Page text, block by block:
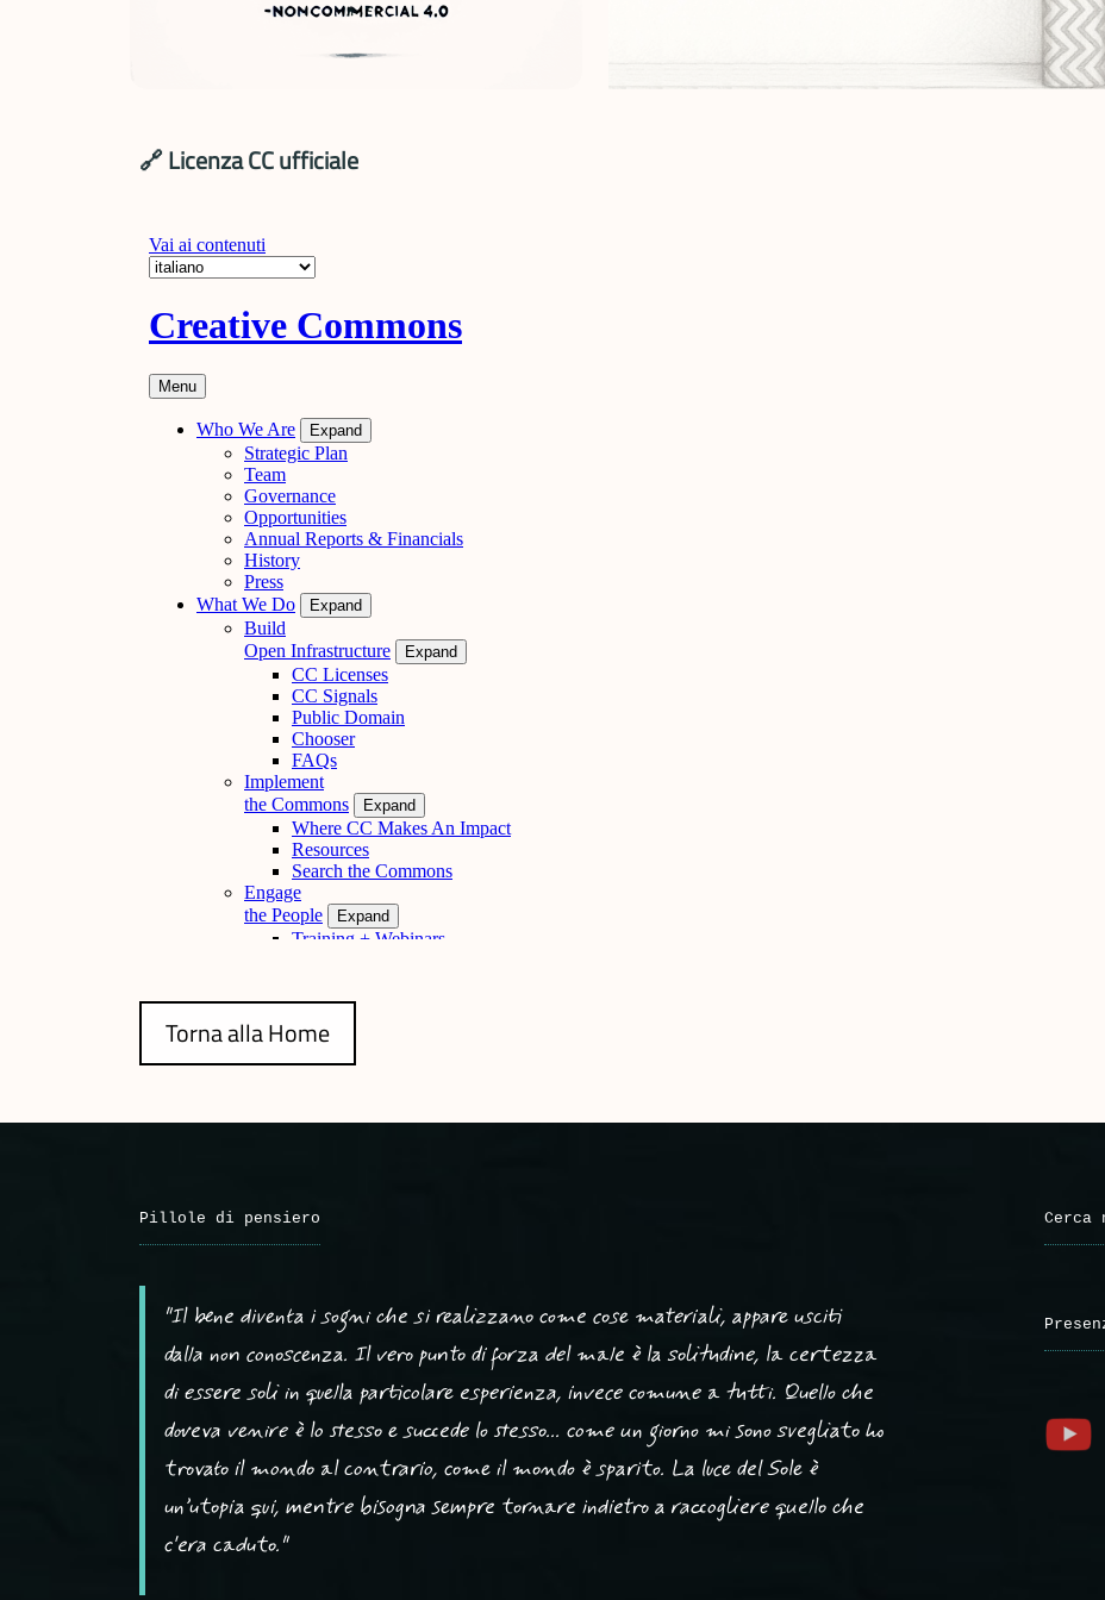
🔗 Licenza CC ufficiale
Torna alla Home
Pillole di pensiero
"Il bene diventa i sogni che si realizzano come cose materiali, appare usciti
dalla non conoscenza. Il vero punto di forza del male è la solitudine, la certezza
di essere soli in quella particolare esperienza, invece comune a tutti. Quello che
doveva venire è lo stesso e succede lo stesso... come un giorno mi sono svegliato ho
trovato il mondo al contrario, come il mondo è sparito. La luce del Sole è
un’utopia qui, mentre bisogna sempre tornare indietro a raccogliere quello che
c'era caduto."
Cerca